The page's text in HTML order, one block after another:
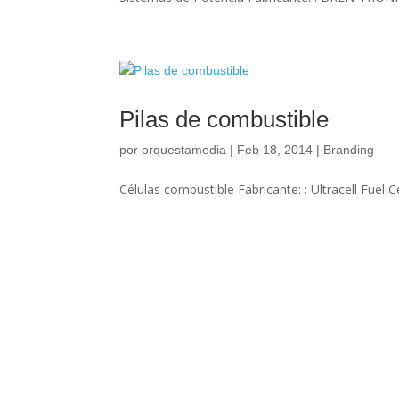
Pilas de combustible
pororquestamedia | Feb 18, 2014 | Branding
Células combustible Fabricante: : Ultracell Fuel